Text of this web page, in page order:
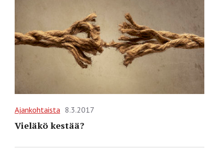
Ajankohtaista 8.3.2017
Vieläkö kestää?